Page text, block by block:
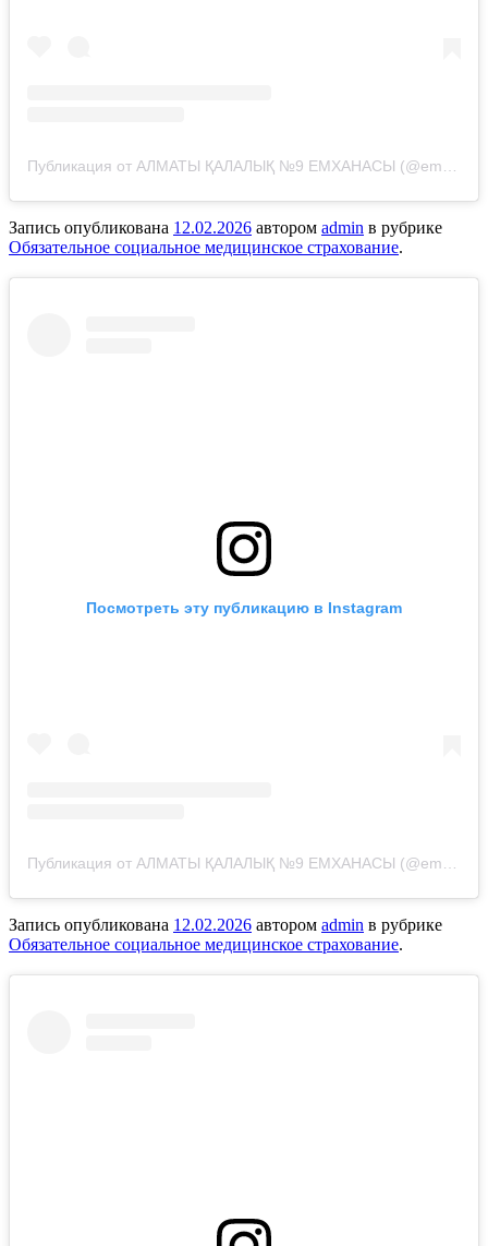
Запись опубликована 12.02.2026 автором admin в рубрике
Обязательное социальное медицинское страхование.
Посмотреть эту публикацию в Instagram
Запись опубликована 12.02.2026 автором admin в рубрике
Обязательное социальное медицинское страхование.